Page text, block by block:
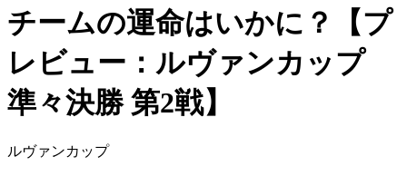
チームの運命はいかに？【プ
レビュー：ルヴァンカップ
準々決勝 第2戦】
ルヴァンカップ